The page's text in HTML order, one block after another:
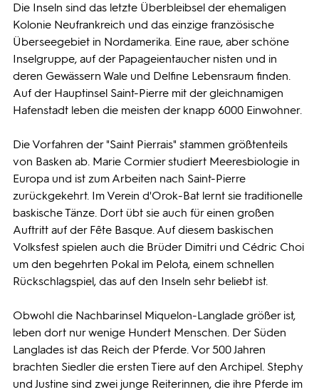
Die Inseln sind das letzte Überbleibsel der ehemaligen
Kolonie Neufrankreich und das einzige französische
Überseegebiet in Nordamerika. Eine raue, aber schöne
Inselgruppe, auf der Papageientaucher nisten und in
deren Gewässern Wale und Delfine Lebensraum finden.
Auf der Hauptinsel Saint-Pierre mit der gleichnamigen
Hafenstadt leben die meisten der knapp 6000 Einwohner.
Die Vorfahren der "Saint Pierrais" stammen größtenteils
von Basken ab. Marie Cormier studiert Meeresbiologie in
Europa und ist zum Arbeiten nach Saint-Pierre
zurückgekehrt. Im Verein d'Orok-Bat lernt sie traditionelle
baskische Tänze. Dort übt sie auch für einen großen
Auftritt auf der Fête Basque. Auf diesem baskischen
Volksfest spielen auch die Brüder Dimitri und Cédric Choi
um den begehrten Pokal im Pelota, einem schnellen
Rückschlagspiel, das auf den Inseln sehr beliebt ist.
Obwohl die Nachbarinsel Miquelon-Langlade größer ist,
leben dort nur wenige Hundert Menschen. Der Süden
Langlades ist das Reich der Pferde. Vor 500 Jahren
brachten Siedler die ersten Tiere auf den Archipel. Stephy
und Justine sind zwei junge Reiterinnen, die ihre Pferde im